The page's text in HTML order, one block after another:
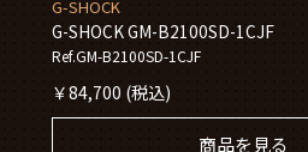
G-SHOCK
G-SHOCK GM-B2100SD-1CJF
Ref.GM-B2100SD-1CJF
￥84,700 (税込)
商品を見る